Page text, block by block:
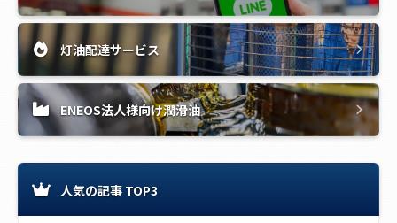
灯油配達サービス
ENEOS法人様向け潤滑油
人気の記事 TOP3